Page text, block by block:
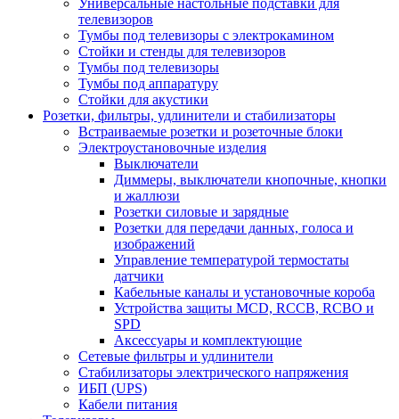
телевизоров
Тумбы под телевизоры с электрокамином
Стойки и стенды для телевизоров
Тумбы под телевизоры
Тумбы под аппаратуру
Стойки для акустики
Розетки, фильтры, удлинители и стабилизаторы
Встраиваемые розетки и розеточные блоки
Электроустановочные изделия
Выключатели
Диммеры, выключатели кнопочные, кнопки
и жаллюзи
Розетки силовые и зарядные
Розетки для передачи данных, голоса и
изображений
Управление температурой термостаты
датчики
Кабельные каналы и установочные короба
Устройства защиты MCD, RCCB, RCBO и
SPD
Аксессуары и комплектующие
Сетевые фильтры и удлинители
Стабилизаторы электрического напряжения
ИБП (UPS)
Кабели питания